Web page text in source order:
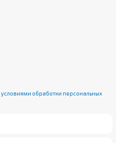
условиями обработки персональных